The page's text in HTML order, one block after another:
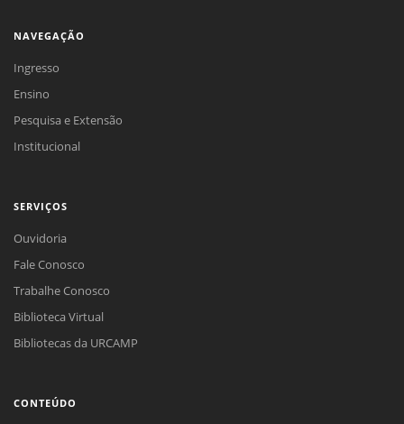
NAVEGAÇÃO
Ingresso
Ensino
Pesquisa e Extensão
Institucional
SERVIÇOS
Ouvidoria
Fale Conosco
Trabalhe Conosco
Biblioteca Virtual
Bibliotecas da URCAMP
CONTEÚDO